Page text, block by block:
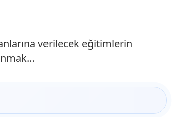
verilecek eğitimlerin